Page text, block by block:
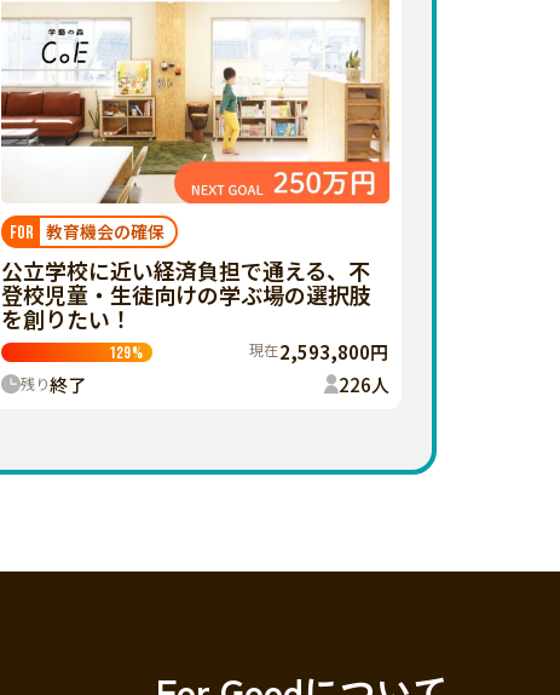
FOR 教育機会の確保
公立学校に近い経済負担で通える、不
登校児童・生徒向けの学ぶ場の選択肢
を創りたい！
129% 現在2,593,800円
残り終了 226人